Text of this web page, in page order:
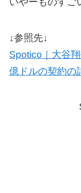
↓参照先↓
Spotico｜大谷
億ドルの契約の